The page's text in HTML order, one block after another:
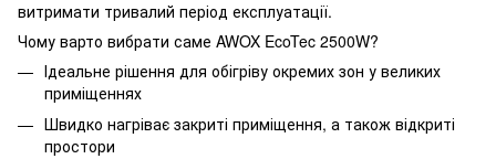
витримати тривалий період експлуатації.
Чому варто вибрати саме AWOX EcoTec 2500W?
Ідеальне рішення для обігріву окремих зон у великих
приміщеннях
Швидко нагріває закриті приміщення, а також відкриті
простори